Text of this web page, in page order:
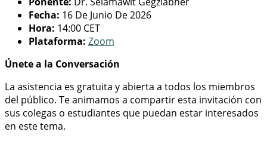
Fecha: 16 De Junio De 2026
Hora: 14:00 CET
Plataforma: Zoom
Únete a la Conversación
La asistencia es gratuita y abierta a todos los miembros
del público. Te animamos a compartir esta invitación con
sus colegas o estudiantes que puedan estar interesados
en este tema.